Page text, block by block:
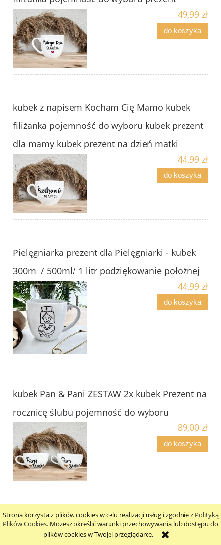
Strona korzysta z plików cookies w celu realizacji usług i zgodnie z Polityką
Plików Cookies. Możesz określić warunki przechowywania lub dostępu do
plików cookies w Twojej przeglądarce.
49,99 zł
do koszyka
kubek z napisem Kocham Cię Mamo kubek
filiżanka pojemność do wyboru kubek prezent
dla mamy kubek prezent na dzień matki
44,99 zł
do koszyka
Pielęgniarka prezent dla Pielęgniarki - kubek
300ml / 500ml/ 1 litr podziękowanie położnej
44,99 zł
do koszyka
kubek Pan & Pani ZESTAW 2x kubek Prezent na
rocznicę ślubu pojemność do wyboru
89,00 zł
do koszyka
Kubek nie - Mężuś 250ml / 300ml / 350ml/
500ml / 1 Litr